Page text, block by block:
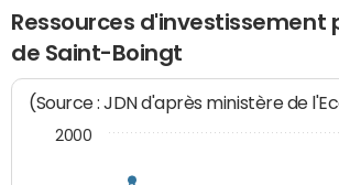
Ressources d'investissement
de Saint-Boingt
(Source : JDN d'après ministère de
2000